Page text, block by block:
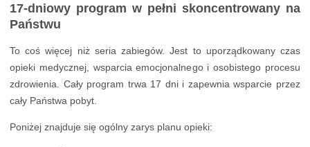
17-dniowy program w pełni skoncentrowany na
Państwu
To coś więcej niż seria zabiegów. Jest to uporządkowany czas
opieki medycznej, wsparcia emocjonalnego i osobistego procesu
zdrowienia. Cały program trwa 17 dni i zapewnia wsparcie przez
cały Państwa pobyt.
Poniżej znajduje się ogólny zarys planu opieki: